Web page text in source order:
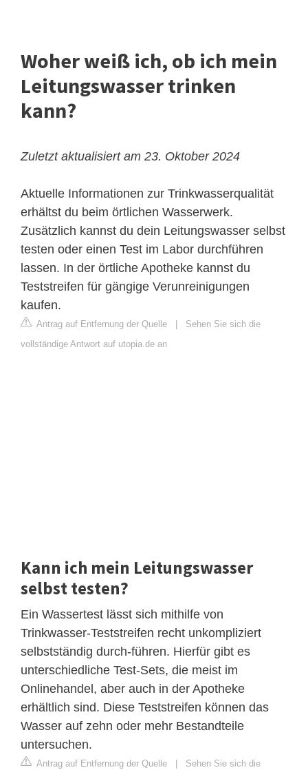
Woher weiß ich, ob ich mein
Leitungswasser trinken
kann?
Zuletzt aktualisiert am 23. Oktober 2024
Aktuelle Informationen zur Trinkwasserqualität
erhältst du beim örtlichen Wasserwerk.
Zusätzlich kannst du dein Leitungswasser selbst
testen oder einen Test im Labor durchführen
lassen. In der örtliche Apotheke kannst du
Teststreifen für gängige Verunreinigungen
kaufen.
Antrag auf Entfernung der Quelle
Sehen Sie sich die
vollständige Antwort auf utopia.de an
Kann ich mein Leitungswasser
selbst testen?
Ein Wassertest lässt sich mithilfe von
Trinkwasser-Teststreifen recht unkompliziert
selbstständig durch-führen. Hierfür gibt es
unterschiedliche Test-Sets, die meist im
Onlinehandel, aber auch in der Apotheke
erhältlich sind. Diese Teststreifen können das
Wasser auf zehn oder mehr Bestandteile
untersuchen.
Antrag auf Entfernung der Quelle
Sehen Sie sich die